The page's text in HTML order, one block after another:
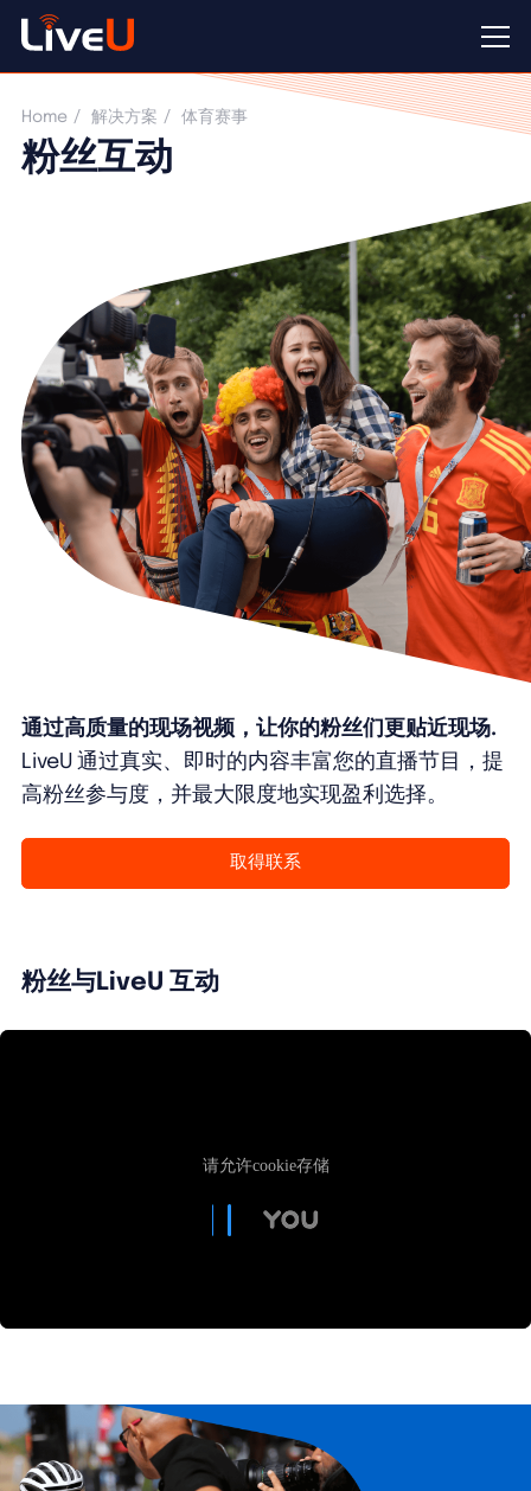
Home 解决方案 体育赛事
粉丝互动
通过高质量的现场视频，让你的粉丝们更贴近现场.
LiveU 通过真实、即时的内容丰富您的直播节目，提
高粉丝参与度，并最大限度地实现盈利选择。
取得联系
粉丝与LiveU 互动